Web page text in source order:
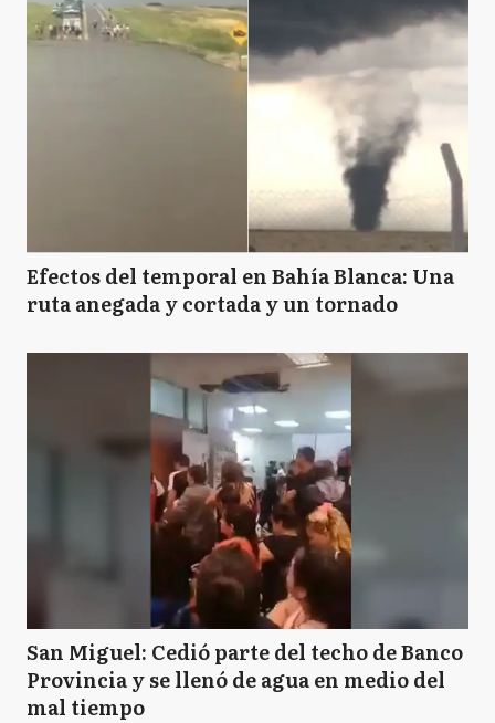
Efectos del temporal en Bahía Blanca: Una
ruta anegada y cortada y un tornado
San Miguel: Cedió parte del techo de Banco
Provincia y se llenó de agua en medio del
mal tiempo